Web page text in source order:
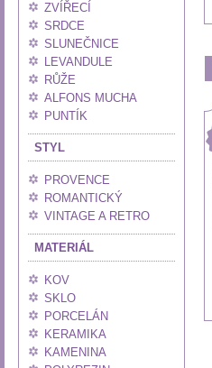
ZVÍŘECÍ
SRDCE
SLUNEČNICE
LEVANDULE
RŮŽE
ALFONS MUCHA
PUNTÍK
STYL
PROVENCE
ROMANTICKÝ
VINTAGE A RETRO
MATERIÁL
KOV
SKLO
PORCELÁN
KERAMIKA
KAMENINA